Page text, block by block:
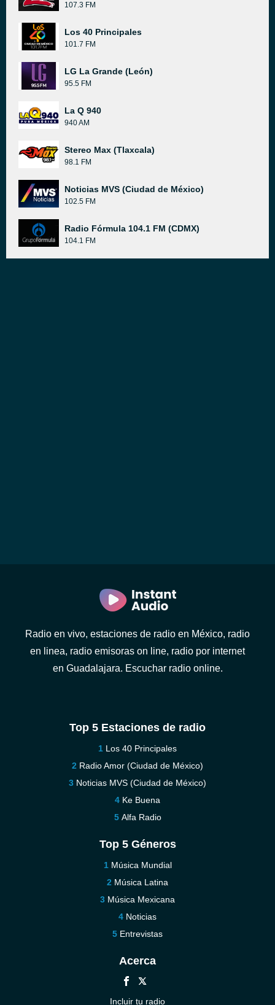
107.3 FM
Los 40 Principales
101.7 FM
LG La Grande (León)
95.5 FM
La Q 940
940 AM
Stereo Max (Tlaxcala)
98.1 FM
Noticias MVS (Ciudad de México)
102.5 FM
Radio Fórmula 104.1 FM (CDMX)
104.1 FM
Radio en vivo, estaciones de radio en México, radio
en linea, radio emisoras on line, radio por internet
en Guadalajara. Escuchar radio online.
Top 5 Estaciones de radio
Los 40 Principales
Radio Amor (Ciudad de México)
Noticias MVS (Ciudad de México)
Ke Buena
Alfa Radio
Top 5 Géneros
Música Mundial
Música Latina
Música Mexicana
Noticias
Entrevistas
Acerca
Incluir tu radio